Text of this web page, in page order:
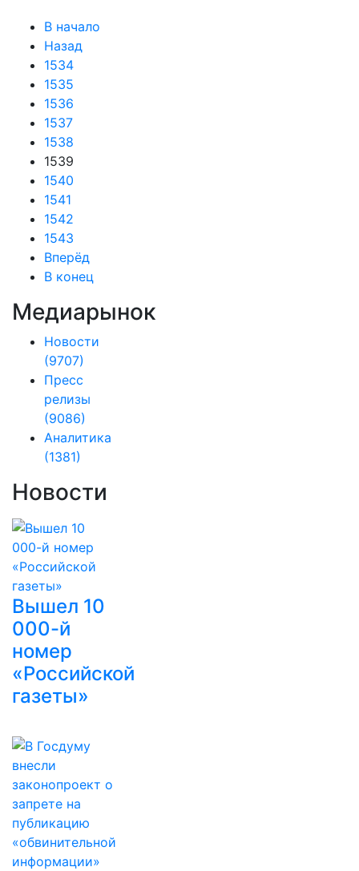
В начало
Назад
1534
1535
1536
1537
1538
1539
1540
1541
1542
1543
Вперёд
В конец
Медиарынок
Новости
(9707)
Пресс
релизы
(9086)
Аналитика
(1381)
Новости
Вышел 10
000-й
номер
«Российской
газеты»